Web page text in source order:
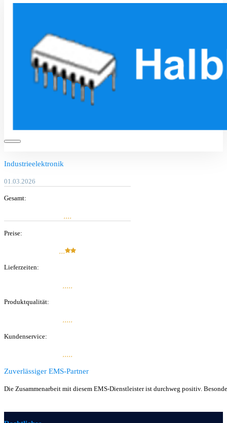
Industrieelektronik
01.03.2026
Gesamt:
Preise:
Lieferzeiten:
Produkt­qualität:
Kunden­service:
Zuverlässiger EMS-Partner
Die Zusammenarbeit mit diesem EMS-Dienstleister ist durchweg positiv.